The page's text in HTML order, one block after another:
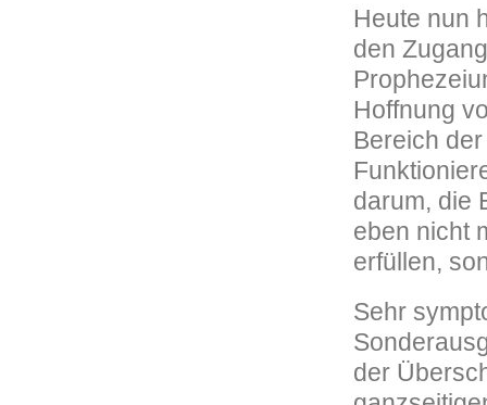
Heute nun
den
Hoffnung
Bereich
darum, die
eben nicht
erfüllen,
Sehr
der